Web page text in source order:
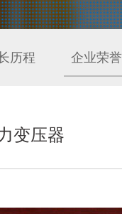
历程 企业荣誉
变压器